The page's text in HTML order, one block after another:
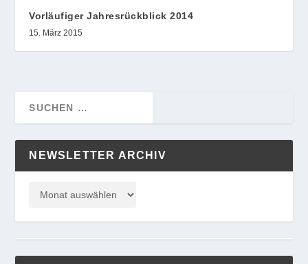
Vorläufiger Jahresrückblick 2014
15. März 2015
NEWSLETTER ARCHIV